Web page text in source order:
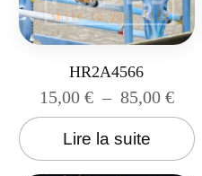
HR2A4566
15,00 € – 85,00 €
Lire la suite